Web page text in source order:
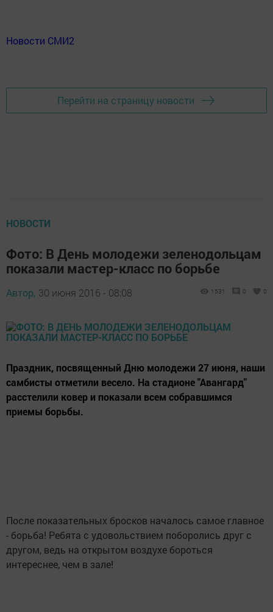
Новости СМИ2
Перейти на страницу новости
НОВОСТИ
Фото: В День молодежи зеленодольцам
показали мастер-класс по борьбе
Автор, 30 июня 2016 - 08:08 1531 0 0
Праздник, посвященный Дню молодежи 27 июня, наши
самбисты отметили весело. На стадионе "Авангард"
расстелили ковер и показали всем собравшимся
приемы борьбы.
После показательных бросков началось самое главное
- борьба! Ребята с удовольствием поборолись друг с
другом, ведь на открытом воздухе бороться
интереснее, чем в зале!